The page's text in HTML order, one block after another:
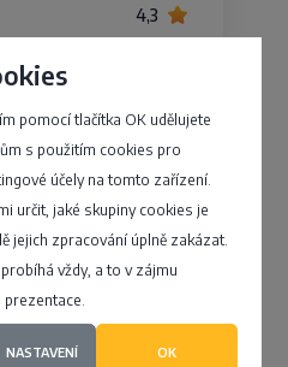
pomocí tlačítka OK udělujete
s použitím cookies pro
účely na tomto zařízení.
určit, jaké skupiny cookies je
jejich zpracování úplně zakázat.
vždy, a to v zájmu
NASTAVENÍ OK
4,3
- Liberec X-